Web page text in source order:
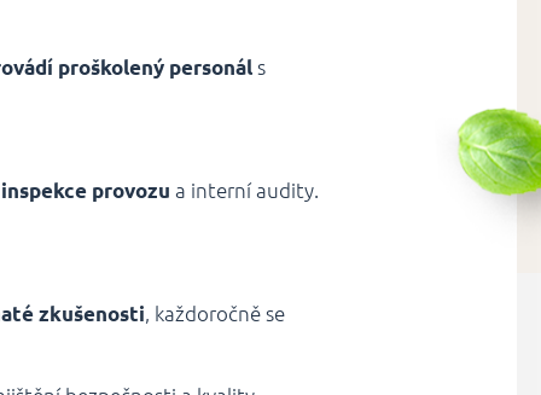
proškolený personál s
provozu a interní audity.
zkušenosti, každoročně se